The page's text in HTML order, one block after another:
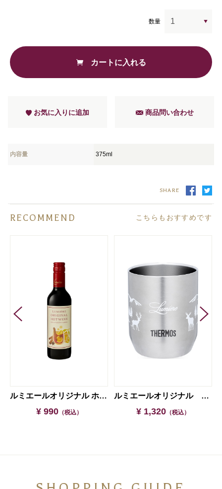
数量
カートに入れる
お気に入りに追加 商品問い合わせ
内容量 375ml
SHARE
RECOMMEND こちらもおすすめです
ルミエールオリジナル ホットワイン
¥ 990（税込）
ルミエールオリジナル サーモス真空断熱カップ
¥ 1,320 （税込）